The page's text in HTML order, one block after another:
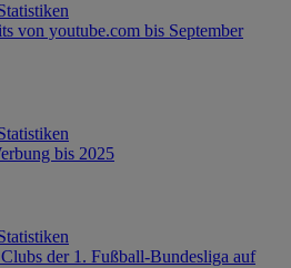
von youtube.com bis September
bis 2025
der 1. Fußball-Bundesliga auf